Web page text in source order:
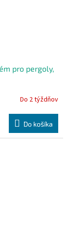
pro pergoly,
Do 2 týždňov
Do košíka